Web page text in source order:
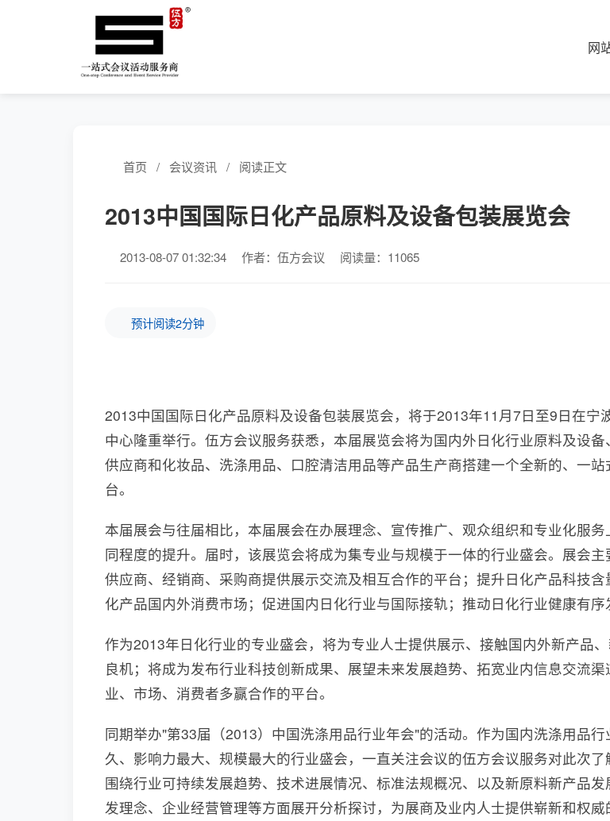
网
首页 / 会议资讯 / 阅读正文
2013中国国际日化产品原料及设备包装展览会
2013-08-07 01:32:34 作者：伍方会议 阅读量：11065
预计阅读2分钟
2013中国国际日化产品原料及设备包装展览会，将于2013年11月7日至9日在宁
中心隆重举行。伍方会议服务获悉，本届展览会将为国内外日化行业原料及设备
供应商和化妆品、洗涤用品、口腔清洁用品等产品生产商搭建一个全新的、一站
台。
本届展会与往届相比，本届展会在办展理念、宣传推广、观众组织和专业化服务
同程度的提升。届时，该展览会将成为集专业与规模于一体的行业盛会。展会主
供应商、经销商、采购商提供展示交流及相互合作的平台；提升日化产品科技含
化产品国内外消费市场；促进国内日化行业与国际接轨；推动日化行业健康有序
作为2013年日化行业的专业盛会，将为专业人士提供展示、接触国内外新产品
良机；将成为发布行业科技创新成果、展望未来发展趋势、拓宽业内信息交流渠
业、市场、消费者多赢合作的平台。
同期举办"第33届（2013）中国洗涤用品行业年会"的活动。作为国内洗涤用品行
久、影响力最大、规模最大的行业盛会，一直关注会议的伍方会议服务对此次了
围绕行业可持续发展趋势、技术进展情况、标准法规概况、以及新原料新产品发
发理念、企业经营管理等方面展开分析探讨，为展商及业内人士提供崭新和权威